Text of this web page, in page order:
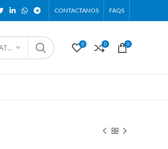
CONTACTANOS FAQS
SELECCIONAR CATEGORÍA 0 0 0